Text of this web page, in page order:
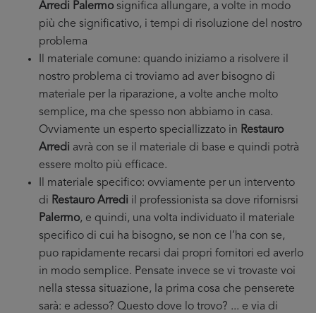
Arredi Palermosignifica allungare, a volte in modo
più che significativo, i tempi di risoluzione del nostro
problema
Il materiale comune: quando iniziamo a risolvere il
nostro problema ci troviamo ad aver bisogno di
materiale per la riparazione, a volte anche molto
semplice, ma che spesso non abbiamo in casa.
Ovviamente un esperto speciallizzato in Restauro
Arredi avrà con se il materiale di base e quindi potrà
essere molto più efficace.
Il materiale specifico: ovviamente per un intervento
di Restauro Arredi il professionista sa dove rifornisrsi
Palermo, e quindi, una volta individuato il materiale
specifico di cui ha bisogno, se non ce l’ha con se,
puo rapidamente recarsi dai propri fornitori ed averlo
in modo semplice. Pensate invece se vi trovaste voi
nella stessa situazione, la prima cosa che penserete
sarà: e adesso? Questo dove lo trovo? ... e via di